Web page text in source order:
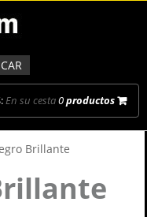
En su cesta0productos
Brillante